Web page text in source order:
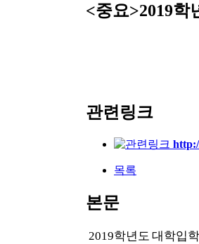
<중요>2019학
관련링크
목록
본문
2019학년도 대학입